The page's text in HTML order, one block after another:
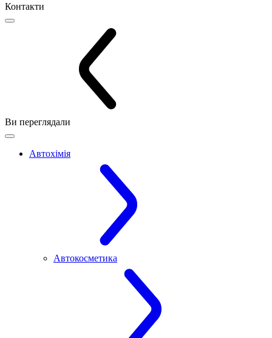
Контакти
Ви переглядали
Автохімія
Автокосметика